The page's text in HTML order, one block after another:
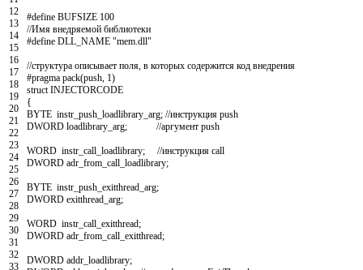
12
13
14
15
16
17
18
19
20
21
22
23
24
25
26
27
28
29
30
31
32
33
#define BUFSIZE 100
//Имя внедряемой библиотеки
#define DLL_NAME "mem.dll"
//структура описывает поля, в которых содержится код внедрения
#pragma pack(push, 1)
struct INJECTORCODE
{
BYTE instr_push_loadlibrary_arg; //инструкция push
DWORD loadlibrary_arg; //аргумент push
WORD instr_call_loadlibrary;
//инструкция call
DWORD adr_from_call_loadlibrary;
BYTE instr_push_exitthread_arg;
DWORD exitthread_arg;
WORD instr_call_exitthread;
DWORD adr_from_call_exitthread;
DWORD addr_loadlibrary;